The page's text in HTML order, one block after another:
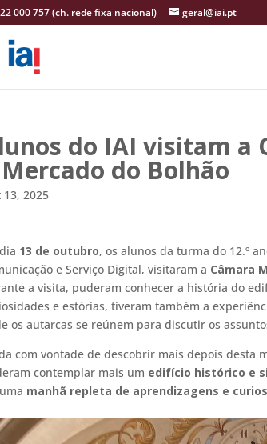
000 757 (ch. rede fixa nacional) geral@iai.pt
do IAI visitam a
do Bolhão
13, 2025
13 de outubro, os alunos da turma do 12.º
e Serviço Digital, visitaram a Câmara
a visita, puderam conhecer a história do
e estórias, tiveram também a
os autarcas se reúnem para discutir os
com vontade de descobrir mais depois desta
contemplar mais um edifício histórico e
manhã repleta de aprendizagens e